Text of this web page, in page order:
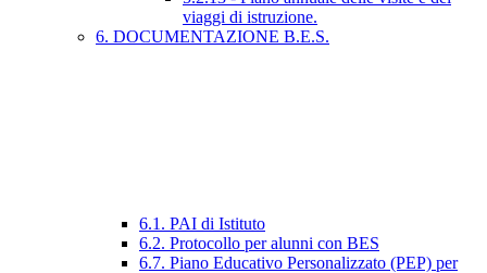
viaggi di istruzione.
6. DOCUMENTAZIONE B.E.S.
6.1. PAI di Istituto
6.2. Protocollo per alunni con BES
6.7. Piano Educativo Personalizzato (PEP) per